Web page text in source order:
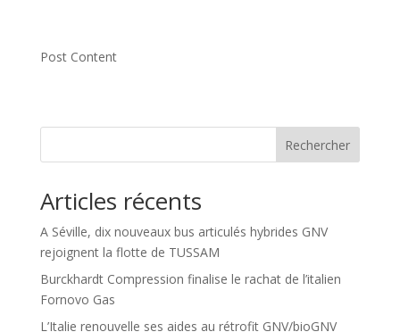
Post Content
Rechercher
Articles récents
A Séville, dix nouveaux bus articulés hybrides GNV
rejoignent la flotte de TUSSAM
Burckhardt Compression finalise le rachat de l’italien
Fornovo Gas
L’Italie renouvelle ses aides au rétrofit GNV/bioGNV